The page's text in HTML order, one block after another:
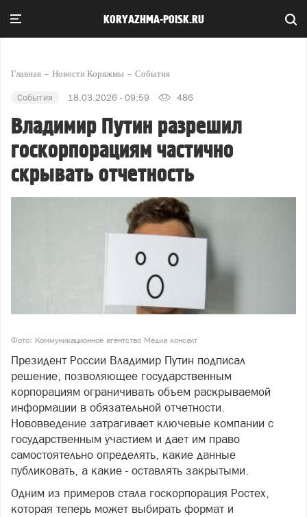
KORYAZHMA-POISK.RU
Главная Новости Коряжмы События
События 18.03.2026 - 09:59 486
Владимир Путин разрешил
госкорпорациям частично
скрывать отчетность
Фото: Коммуникационное агентство Медиа консалт
Президент России Владимир Путин подписал
решение, позволяющее государственным
корпорациям ограничивать объем раскрываемой
информации в обязательной отчетности.
Нововведение затрагивает ключевые компании с
государственным участием и дает им право
самостоятельно определять, какие данные
публиковать, а какие - оставлять закрытыми.
Одним из примеров стала госкорпорация Ростех,
которая теперь может выбирать формат и